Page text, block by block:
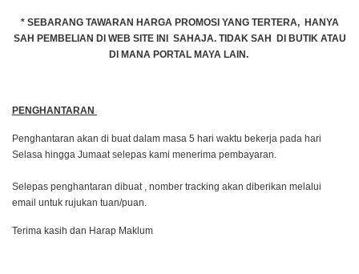
* SEBARANG TAWARAN HARGA PROMOSI YANG TERTERA, HANYA
SAH PEMBELIAN DI WEB SITE INI SAHAJA. TIDAK SAH DI BUTIK ATAU
DI MANA PORTAL MAYA LAIN.
PENGHANTARAN
Penghantaran akan di buat dalam masa 5 hari waktu bekerja pada hari
Selasa hingga Jumaat selepas kami menerima pembayaran.
Selepas penghantaran dibuat , nomber tracking akan diberikan melalui
email untuk rujukan tuan/puan.
Terima kasih dan Harap Maklum